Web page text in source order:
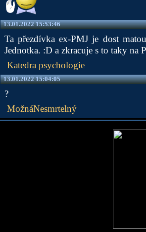
13.01.2022 15:53:46
Ta přezdívka ex-PMJ je dost
Jednotka. :D a zkracuje s to taky na
Katedra psychologie
13.01.2022 15:04:05
?
MožnáNesmrtelný